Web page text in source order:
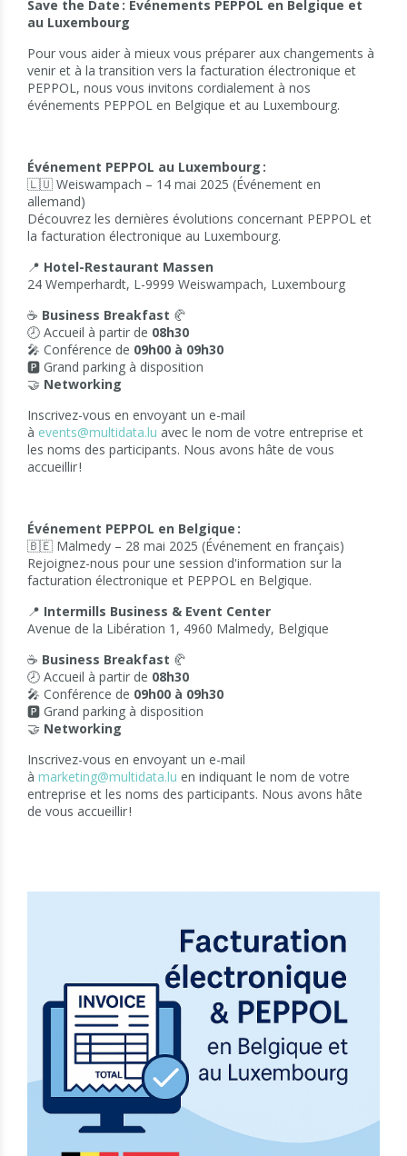
Save the Date : Événements PEPPOL en Belgique et
au Luxembourg
Pour vous aider à mieux vous préparer aux changements à
venir et à la transition vers la facturation électronique et
PEPPOL, nous vous invitons cordialement à nos
événements PEPPOL en Belgique et au Luxembourg.
Événement PEPPOL au Luxembourg :
🇱🇺 Weiswampach – 14 mai 2025 (Événement en
allemand)
Découvrez les dernières évolutions concernant PEPPOL et
la facturation électronique au Luxembourg.
📍 Hotel-Restaurant Massen
24 Wemperhardt, L-9999 Weiswampach, Luxembourg
☕ Business Breakfast 🥐
🕗 Accueil à partir de 08h30
🎤 Conférence de 09h00 à 09h30
🅿️ Grand parking à disposition
🤝 Networking
Inscrivez-vous en envoyant un e-mail
à events@multidata.lu avec le nom de votre entreprise et
les noms des participants. Nous avons hâte de vous
accueillir !
Événement PEPPOL en Belgique :
🇧🇪 Malmedy – 28 mai 2025 (Événement en français)
Rejoignez-nous pour une session d'information sur la
facturation électronique et PEPPOL en Belgique.
📍 Intermills Business & Event Center
Avenue de la Libération 1, 4960 Malmedy, Belgique
☕ Business Breakfast 🥐
🕗 Accueil à partir de 08h30
🎤 Conférence de 09h00 à 09h30
🅿️ Grand parking à disposition
🤝 Networking
Inscrivez-vous en envoyant un e-mail
à marketing@multidata.lu en indiquant le nom de votre
entreprise et les noms des participants. Nous avons hâte
de vous accueillir !